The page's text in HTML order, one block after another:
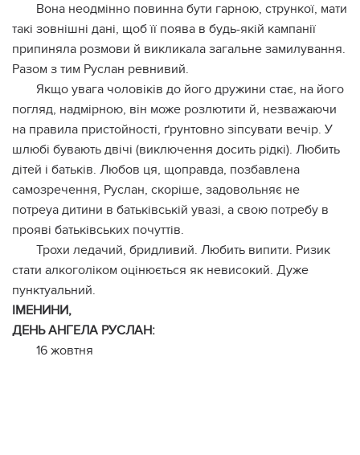
Вона неодмінно повинна бути гарною, стрункої, мати
такі зовнішні дані, щоб її поява в будь-якій кампанії
припиняла розмови й викликала загальне замилування.
Разом з тим Руслан ревнивий.
Якщо увага чоловіків до його дружини стає, на його
погляд, надмірною, він може розлютити й, незважаючи
на правила пристойності, ґрунтовно зіпсувати вечір. У
шлюбі бувають двічі (виключення досить рідкі). Любить
дітей і батьків. Любов ця, щоправда, позбавлена
самозречення, Руслан, скоріше, задовольняє не
потреуа дитини в батьківській увазі, а свою потребу в
прояві батьківських почуттів.
Трохи ледачий, бридливий. Любить випити. Ризик
стати алкоголіком оцінюється як невисокий. Дуже
пунктуальний.
ІМЕНИНИ,
ДЕНЬ АНГЕЛА РУСЛАН:
16 жовтня